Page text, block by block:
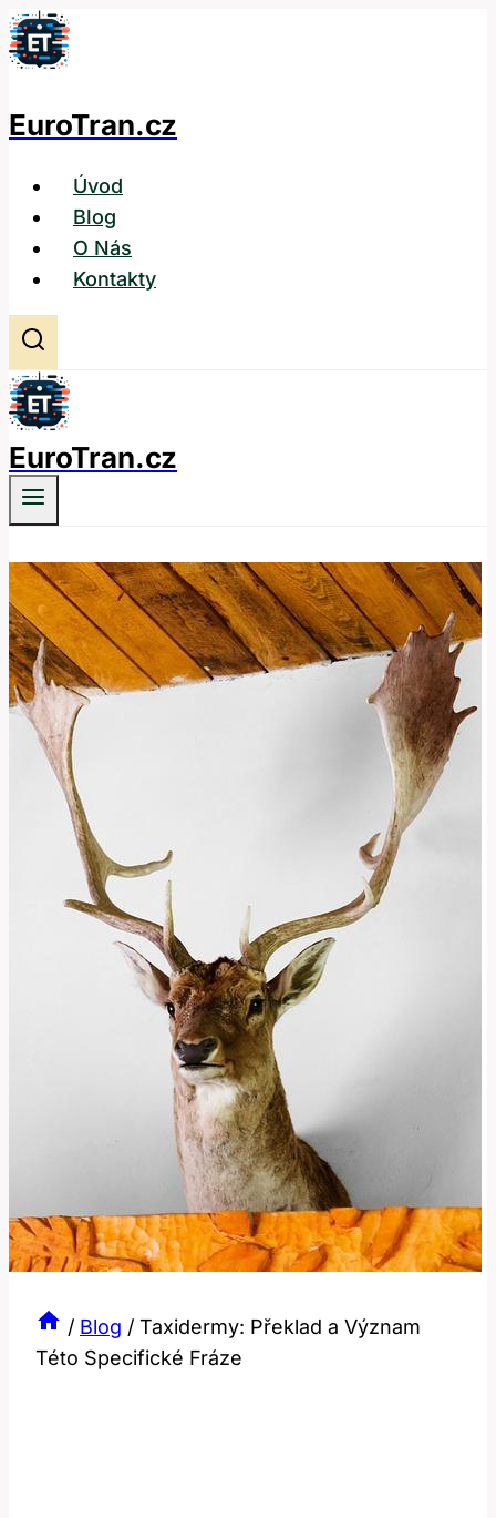
Přeskočit
na
EuroTran.cz
Úvod
Blog
O Nás
Kontakty
EuroTran.cz
/ Blog / Taxidermy: Překlad a Význam
Této Specifické Fráze